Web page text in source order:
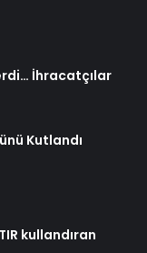
İhracatçılar
Kutlandı
kullandıran